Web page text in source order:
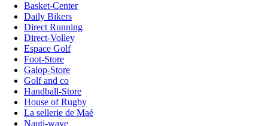
Basket-Center
Daily Bikers
Direct Running
Direct-Volley
Espace Golf
Foot-Store
Galop-Store
Golf and co
Handball-Store
House of Rugby
La sellerie de Maé
Nauti-wave